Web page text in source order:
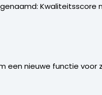
Kwaliteitsscore
een nieuwe functie voor